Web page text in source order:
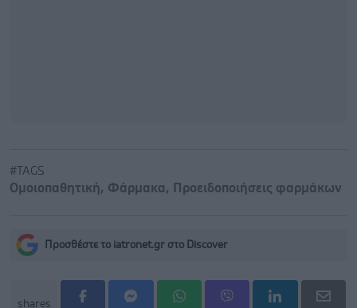
#TAGS
Ομοιοπαθητική, Φάρμακα, Προειδοποιήσεις φαρμάκων
Προσθέστε το iatronet.gr στο Discover
shares